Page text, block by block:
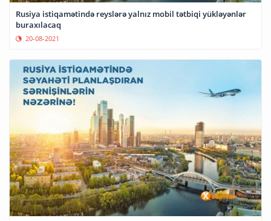
Rusiya istiqamətində reyslərə yalnız mobil tətbiqi yükləyənlər
buraxılacaq
20-08-2021